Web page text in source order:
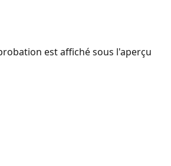
est affiché sous l'aperçu